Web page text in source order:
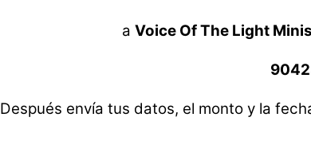
a Voice Of The Light
Después envía tus datos, el monto y la